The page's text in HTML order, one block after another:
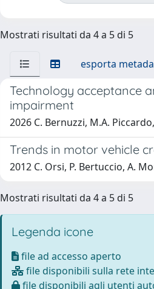
Mostrati risultati da 4 a 5 di 5
esporta
Technology acceptance
impairment
2026 C. Bernuzzi, M.A.
Trends in motor vehicle
2012 C. Orsi, P. Bertuccio, A.
Mostrati risultati da 4 a 5 di 5
Legenda icone
file ad accesso aperto
file disponibili sulla rete
file disponibili agli utenti